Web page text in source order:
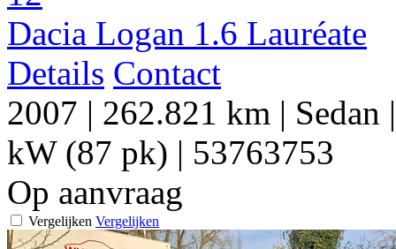
Dacia Logan 1.6 Lauréate
Details Contact
2007 | 262.821 km | Sedan
kW (87 pk) | 53763753
Op aanvraag
Vergelijken Vergelijken